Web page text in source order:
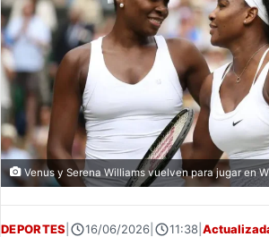
Venus y Serena Williams vuelven para jugar en
DEPORTES 16/06/2026 11:38 |